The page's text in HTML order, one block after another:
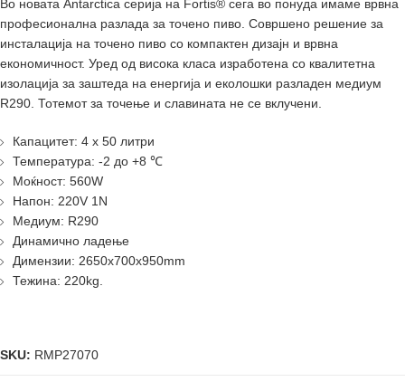
Во новата Antarctica серија на Fortis® сега во понуда имаме врвна
професионална разлада за точено пиво. Совршено решение за
инсталација на точено пиво со компактен дизајн и врвна
економичност. Уред од висока класа изработена со квалитетна
изолација за заштеда на енергија и еколошки разладен медиум
R290. Тотемот за точење и славината не се вклучени.
Капацитет: 4 x 50 литри
Температура: -2 до +8 ℃
Моќност: 560W
Напон: 220V 1N
Медиум: R290
Динамично ладење
Димензии: 2650x700x950mm
Тежина: 220kg.
SKU: RMP27070